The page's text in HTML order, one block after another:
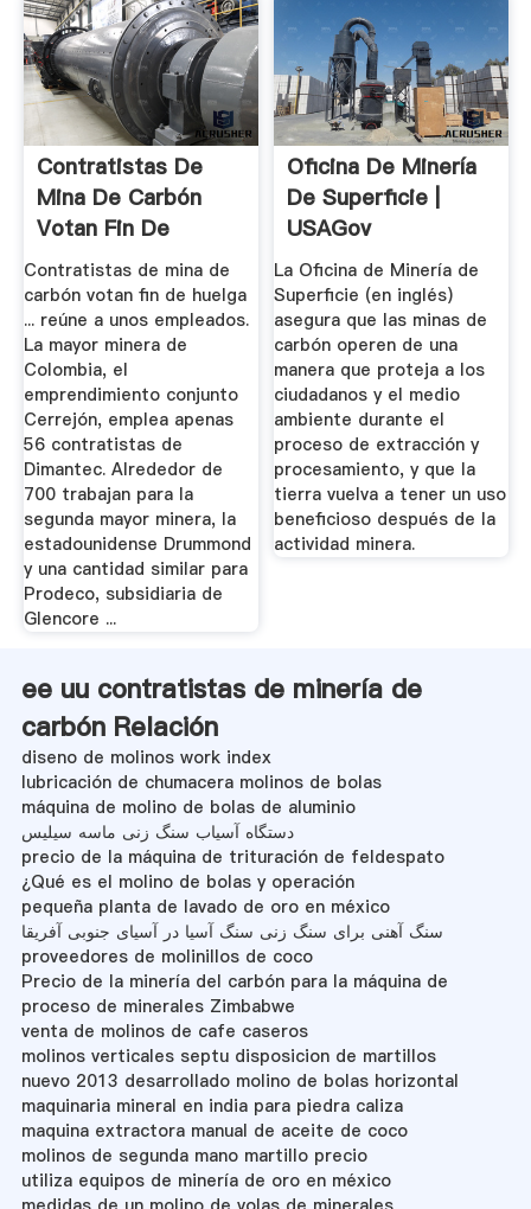
Contratistas De
Mina De Carbón
Votan Fin De
Huelga
Contratistas de mina de
carbón votan fin de huelga
... reúne a unos empleados.
La mayor minera de
Colombia, el
emprendimiento conjunto
Cerrejón, emplea apenas
56 contratistas de
Dimantec. Alrededor de
700 trabajan para la
segunda mayor minera, la
estadounidense Drummond
y una cantidad similar para
Prodeco, subsidiaria de
Glencore ...
Oficina De Minería
De Superficie |
USAGov
La Oficina de Minería de
Superficie (en inglés)
asegura que las minas de
carbón operen de una
manera que proteja a los
ciudadanos y el medio
ambiente durante el
proceso de extracción y
procesamiento, y que la
tierra vuelva a tener un uso
beneficioso después de la
actividad minera.
ee uu contratistas de minería de
carbón Relación
diseno de molinos work index
lubricación de chumacera molinos de bolas
máquina de molino de bolas de aluminio
دستگاه آسیاب سنگ زنی ماسه سیلیس
precio de la máquina de trituración de feldespato
¿Qué es el molino de bolas y operación
pequeña planta de lavado de oro en méxico
سنگ آهنی برای سنگ زنی سنگ آسیا در آسیای جنوبی آفریقا
proveedores de molinillos de coco
Precio de la minería del carbón para la máquina de
proceso de minerales Zimbabwe
venta de molinos de cafe caseros
molinos verticales septu disposicion de martillos
nuevo 2013 desarrollado molino de bolas horizontal
maquinaria mineral en india para piedra caliza
maquina extractora manual de aceite de coco
molinos de segunda mano martillo precio
utiliza equipos de minería de oro en méxico